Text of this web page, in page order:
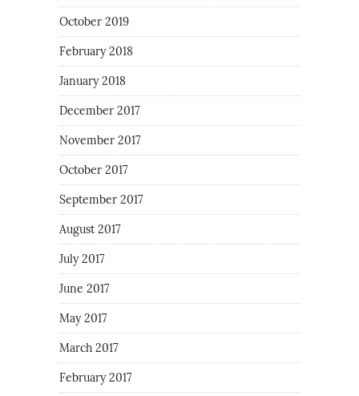
October 2019
February 2018
January 2018
December 2017
November 2017
October 2017
September 2017
August 2017
July 2017
June 2017
May 2017
March 2017
February 2017